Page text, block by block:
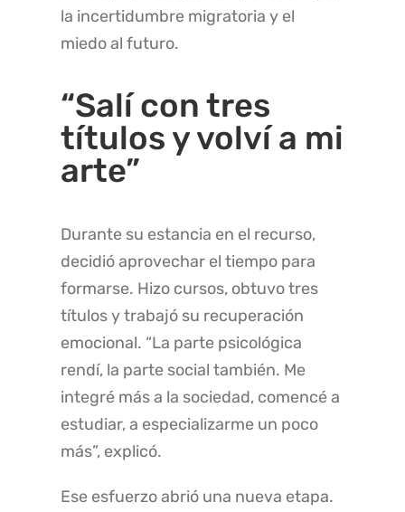
la incertidumbre migratoria y el
miedo al futuro.
“Salí con tres
títulos y volví a mi
arte”
Durante su estancia en el recurso,
decidió aprovechar el tiempo para
formarse. Hizo cursos, obtuvo tres
títulos y trabajó su recuperación
emocional. “La parte psicológica
rendí, la parte social también. Me
integré más a la sociedad, comencé a
estudiar, a especializarme un poco
más”, explicó.
Ese esfuerzo abrió una nueva etapa.